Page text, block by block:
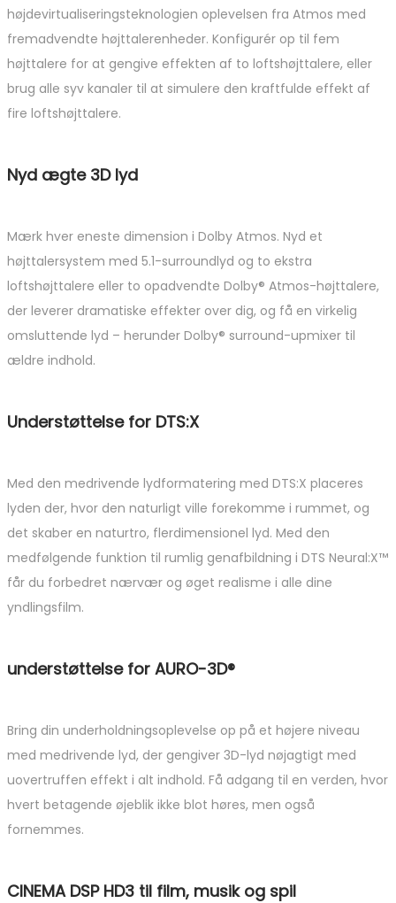
højdevirtualiseringsteknologien oplevelsen fra Atmos med
fremadvendte højttalerenheder. Konfigurér op til fem
højttalere for at gengive effekten af to loftshøjttalere, eller
brug alle syv kanaler til at simulere den kraftfulde effekt af
fire loftshøjttalere.
Nyd ægte 3D lyd
Mærk hver eneste dimension i Dolby Atmos. Nyd et
højttalersystem med 5.1-surroundlyd og to ekstra
loftshøjttalere eller to opadvendte Dolby® Atmos-højttalere,
der leverer dramatiske effekter over dig, og få en virkelig
omsluttende lyd – herunder Dolby® surround-upmixer til
ældre indhold.
Understøttelse for DTS:X
Med den medrivende lydformatering med DTS:X placeres
lyden der, hvor den naturligt ville forekomme i rummet, og
det skaber en naturtro, flerdimensionel lyd. Med den
medfølgende funktion til rumlig genafbildning i DTS Neural:X™
får du forbedret nærvær og øget realisme i alle dine
yndlingsfilm.
understøttelse for AURO-3D®
Bring din underholdningsoplevelse op på et højere niveau
med medrivende lyd, der gengiver 3D-lyd nøjagtigt med
uovertruffen effekt i alt indhold. Få adgang til en verden, hvor
hvert betagende øjeblik ikke blot høres, men også
fornemmes.
CINEMA DSP HD3 til film, musik og spil